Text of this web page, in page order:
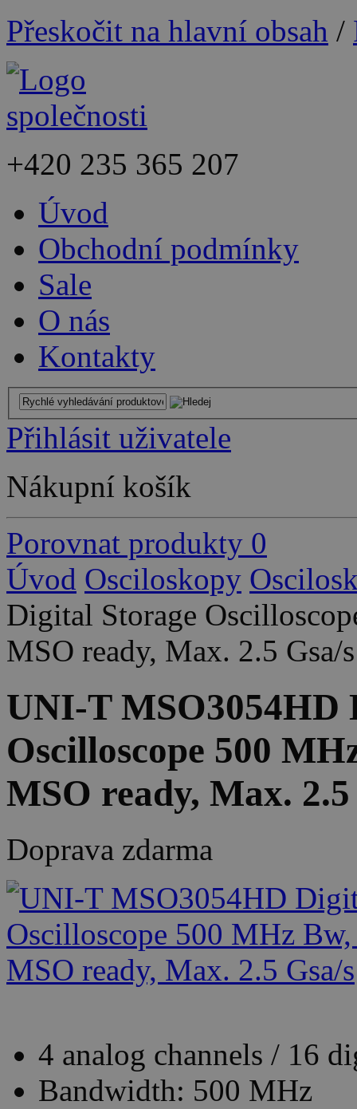
Přeskočit na hlavní obsah /
+420 235 365 207
Úvod
Obchodní podmínky
Sale
O nás
Kontakty
Přihlásit uživatele
Nákupní košík
Porovnat produkty 0
Úvod Osciloskopy
Digital Storage
MSO ready, Max. 2.5 Gsa/s
UNI-T MSO3054HD
Oscilloscope 500
MSO ready, Max. 2.5
Doprava zdarma
4 analog channels / 16
Bandwidth: 500 MHz